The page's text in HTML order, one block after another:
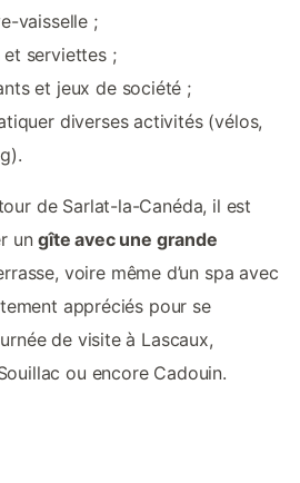
vaisselle ;
et serviettes ;
et jeux de société ;
diverses activités (vélos,
de Sarlat-la-Canéda, il est
ungîte avec une grande
voire même d’un spa avec
appréciés pour se
de visite à Lascaux,
ou encore Cadouin.